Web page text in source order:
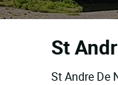
St
St Andre De